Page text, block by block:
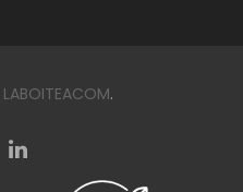
LABOITEACOM.